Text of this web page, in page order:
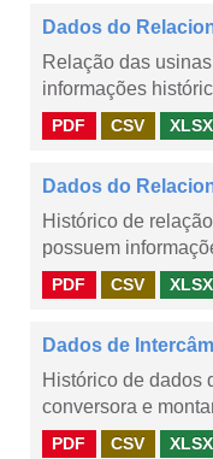
Dados do
Relação das
informações
PDF CSV XLSX
Dados do
Histórico de
possuem
PDF CSV XLSX
Dados de
Histórico de dados
conversora e
PDF CSV XLSX